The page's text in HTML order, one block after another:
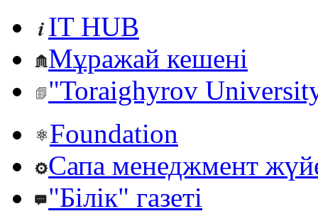
IT HUB
Мұражай кешені
"Toraighyrov
Foundation
Сапа менеджмент
"Білік" газеті